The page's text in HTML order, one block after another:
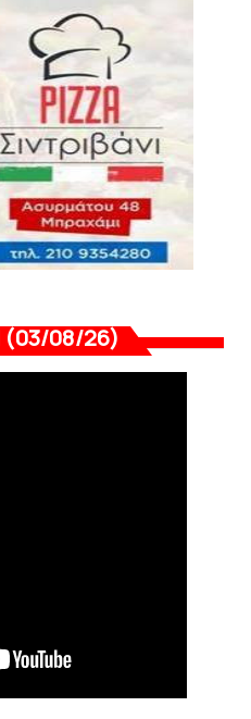
πρόγραμμα στο
του Bόλου
06, 2026
08/26)